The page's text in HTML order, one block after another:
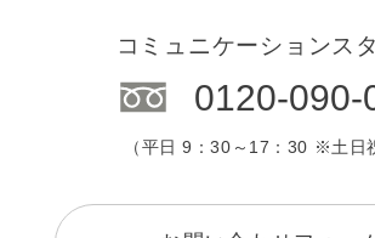
コミュニケーションス
0120-090-
（平日 9：30～17：30 ※土日